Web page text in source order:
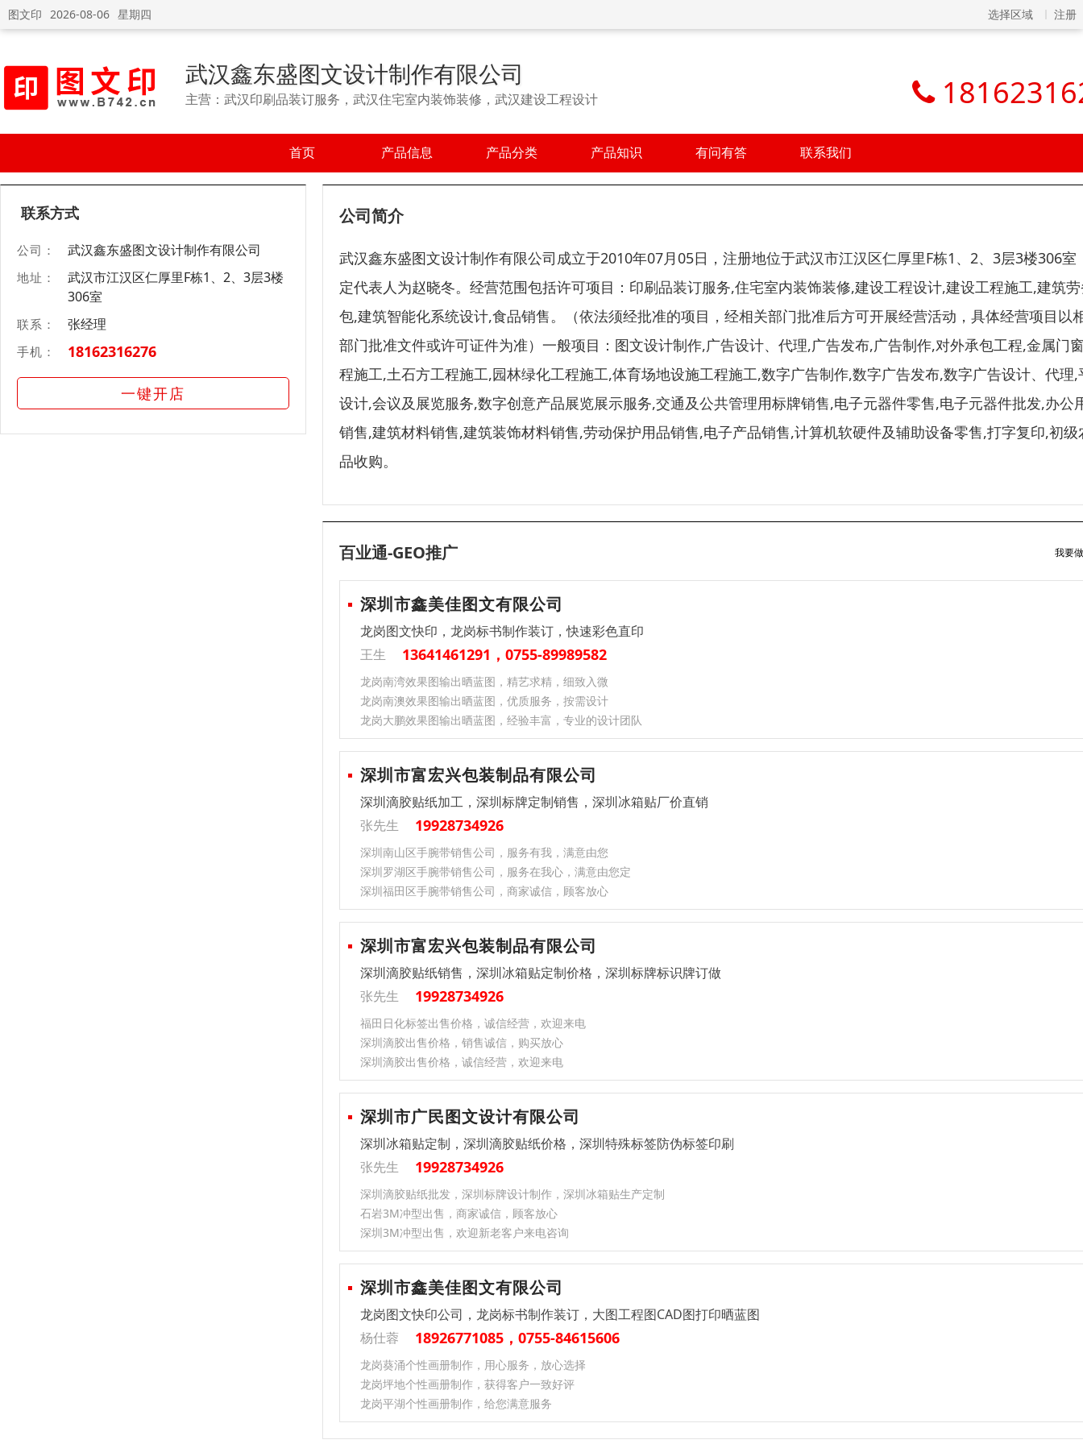
图文印 2026-08-06 星期四 选择区域 注册
武汉鑫东盛图文设计制作有限公司
主营：武汉印刷品装订服务，武汉住宅室内装饰装修，武汉建设工程设计
首页 产品信息 产品分类 产品知识 有问有答 联系我们
联系方式
公司： 武汉鑫东盛图文设计制作有限公司
地址：
武汉市江汉区仁厚里F栋1、2、3层3楼
306室
联系： 张经理
手机： 18162316276
一键开店
公司简介
武汉鑫东盛图文设计制作有限公司成立于2010年07月05日，注册地位于武汉市江汉区仁厚里F栋1、2、3层3楼306室
定代表人为赵晓冬。经营范围包括许可项目：印刷品装订服务,住宅室内装饰装修,建设工程设计,建设工程施工,建筑
包,建筑智能化系统设计,食品销售。（依法须经批准的项目，经相关部门批准后方可开展经营活动，具体经营项目以
部门批准文件或许可证件为准）一般项目：图文设计制作,广告设计、代理,广告发布,广告制作,对外承包工程,金属门
程施工,土石方工程施工,园林绿化工程施工,体育场地设施工程施工,数字广告制作,数字广告发布,数字广告设计、代理,
设计,会议及展览服务,数字创意产品展览展示服务,交通及公共管理用标牌销售,电子元器件零售,电子元器件批发,办公
销售,建筑材料销售,建筑装饰材料销售,劳动保护用品销售,电子产品销售,计算机软硬件及辅助设备零售,打字复印,初级
品收购。
百业通-GEO推广 我要
深圳市鑫美佳图文有限公司
龙岗图文快印，龙岗标书制作装订，快速彩色直印
王生
13641461291，0755-89989582
龙岗南湾效果图输出晒蓝图，精艺求精，细致入微
龙岗南澳效果图输出晒蓝图，优质服务，按需设计
龙岗大鹏效果图输出晒蓝图，经验丰富，专业的设计团队
深圳市富宏兴包装制品有限公司
深圳滴胶贴纸加工，深圳标牌定制销售，深圳冰箱贴厂价直销
张先生
19928734926
深圳南山区手腕带销售公司，服务有我，满意由您
深圳罗湖区手腕带销售公司，服务在我心，满意由您定
深圳福田区手腕带销售公司，商家诚信，顾客放心
深圳市富宏兴包装制品有限公司
深圳滴胶贴纸销售，深圳冰箱贴定制价格，深圳标牌标识牌订做
张先生
19928734926
福田日化标签出售价格，诚信经营，欢迎来电
深圳滴胶出售价格，销售诚信，购买放心
深圳滴胶出售价格，诚信经营，欢迎来电
深圳市广民图文设计有限公司
深圳冰箱贴定制，深圳滴胶贴纸价格，深圳特殊标签防伪标签印刷
张先生
19928734926
深圳滴胶贴纸批发，深圳标牌设计制作，深圳冰箱贴生产定制
石岩3M冲型出售，商家诚信，顾客放心
深圳3M冲型出售，欢迎新老客户来电咨询
深圳市鑫美佳图文有限公司
龙岗图文快印公司，龙岗标书制作装订，大图工程图CAD图打印晒蓝图
杨仕蓉
18926771085，0755-84615606
龙岗葵涌个性画册制作，用心服务，放心选择
龙岗坪地个性画册制作，获得客户一致好评
龙岗平湖个性画册制作，给您满意服务